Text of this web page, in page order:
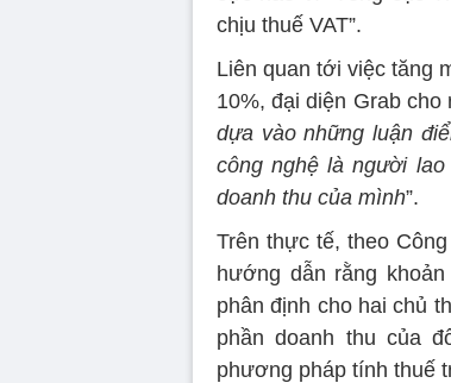
chịu thuế VAT”.
Liên quan tới việc tăng
10%, đại diện Grab cho
dựa vào những luận
công nghệ là người
doanh thu của mình”.
Trên thực tế, theo
hướng dẫn rằng
phân định cho hai chủ
phần doanh thu của
phương pháp tính thuế